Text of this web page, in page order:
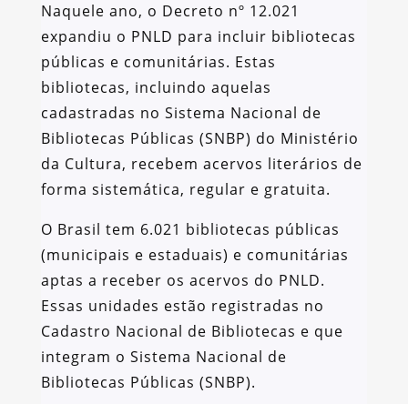
Naquele ano, o Decreto nº 12.021
expandiu o PNLD para incluir bibliotecas
públicas e comunitárias. Estas
bibliotecas, incluindo aquelas
cadastradas no Sistema Nacional de
Bibliotecas Públicas (SNBP) do Ministério
da Cultura, recebem acervos literários de
forma sistemática, regular e gratuita.
O Brasil tem 6.021 bibliotecas públicas
(municipais e estaduais) e comunitárias
aptas a receber os acervos do PNLD.
Essas unidades estão registradas no
Cadastro Nacional de Bibliotecas e que
integram o Sistema Nacional de
Bibliotecas Públicas (SNBP).